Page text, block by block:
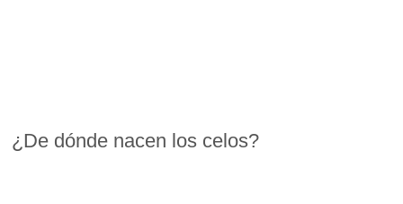
¿De dónde nacen los celos?